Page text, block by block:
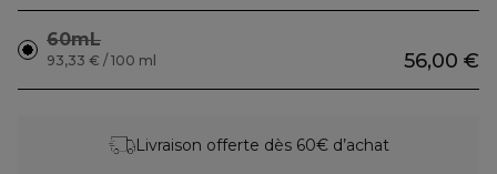
60mL
56,00 €
93,33 € / 100 ml
Livraison offerte dès 60€ d’achat